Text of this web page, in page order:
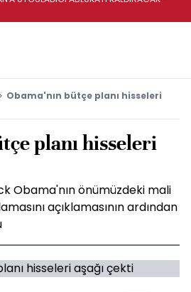
Obama'nın bütçe planı hisseleri
planı hisseleri
Obama'nın önümüzdeki mali
açıklamasının ardından